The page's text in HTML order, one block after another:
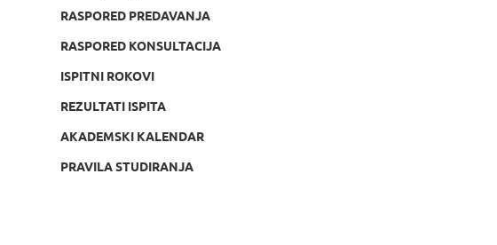
RASPORED PREDAVANJA
RASPORED KONSULTACIJA
ISPITNI ROKOVI
REZULTATI ISPITA
AKADEMSKI KALENDAR
PRAVILA STUDIRANJA